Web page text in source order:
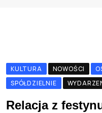
KULTURA NOWOŚCI
SPÓŁDZIELNIE
Relacja z